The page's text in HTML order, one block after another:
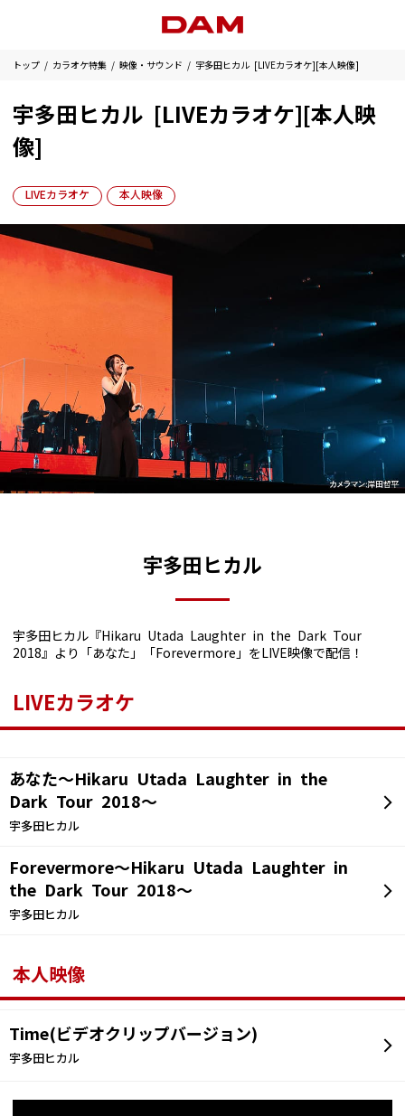
トップ カラオケ特集 映像・サウンド 宇多田ヒカル [LIVEカラオケ][本人映像]
宇多田ヒカル [LIVEカラオケ][本人映
像]
LIVEカラオケ 本人映像
宇多田ヒカル
宇多田ヒカル『Hikaru Utada Laughter in the Dark Tour
2018』より「あなた」「Forevermore」をLIVE映像で配信！
LIVEカラオケ
あなた～Hikaru Utada Laughter in the
Dark Tour 2018～
宇多田ヒカル
Forevermore～Hikaru Utada Laughter in
the Dark Tour 2018～
宇多田ヒカル
本人映像
Time(ビデオクリップバージョン)
宇多田ヒカル